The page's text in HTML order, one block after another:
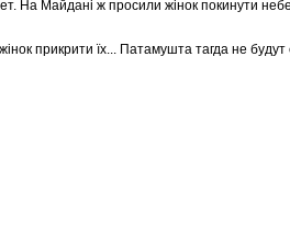
На Майдані ж просили жінок покинути
прикрити їх... Патамушта тагда не будут